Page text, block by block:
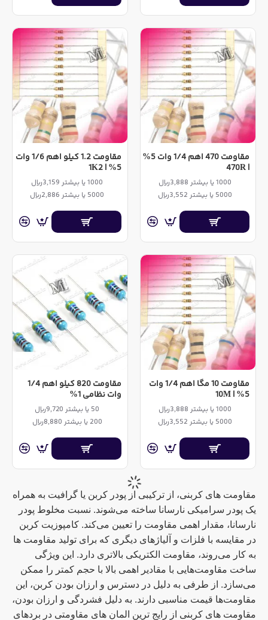
مقاومت ‌های کربنی، از ترکیبی از پودر کربن یا گرافیت به همراه
یک پودر سرامیکی نارسانا ساخته می‌شوند. نسبت مخلوط پودر
نارسانا، مقدار اهمی مقاومت را تعیین می‌کند. کامپوزیت کربن
در مقایسه با فلزات و آلیاژهای دیگری که برای تولید مقاومت ها
به کار می‌روند، مقاومت الکتریکی بالاتری دارد. این ویژگی
ساخت مقاومت‌هایی با مقادیر اهمی بالا با حجم کمتر را ممکن
می‌سازد. از طرفی به دلیل در دسترس و ارزان بودن کربن، این
مقاومت‌ها قیمت مناسبی دارند. به دلیل فشردگی و ارزان بودن،
مقاومت های کربنی از رایج ترین المان‌ های مقاومتی در بردهای
مقاومت 470 اهم 1/4 وات 5%
| 470R
1000 یا بیشتر 3,888ریال
5000 یا بیشتر 3,552ریال
مقاومت 1.2 کیلو اهم 1/6 وات
5% | 1K2
1000 یا بیشتر 3,159ریال
5000 یا بیشتر 2,886ریال
مقاومت 10 مگا اهم 1/4 وات
5% | 10M
1000 یا بیشتر 3,888ریال
5000 یا بیشتر 3,552ریال
مقاومت 820 کیلو اهم 1/4
وات نظامی 1%
50 یا بیشتر 9,720ریال
200 یا بیشتر 8,880ریال